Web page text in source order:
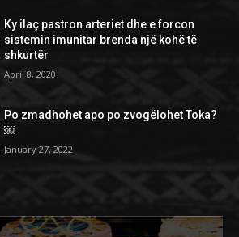
Ky ilaç pastron arteriet dhe e forcon
sistemin imunitar brenda një kohë të
shkurtër
April 8, 2020
Po zmadhohet apo po zvogëlohet Toka?
￼
January 27, 2022